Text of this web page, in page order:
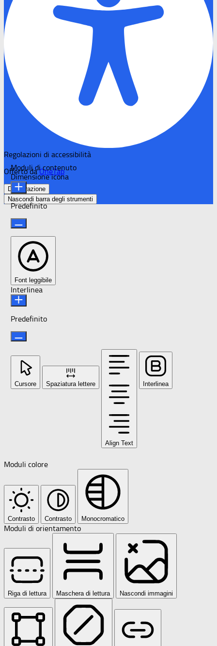
Regolazioni di accessibilità
Offerto daOneTap
Dichiarazione
Nascondi barra degli strumenti
Moduli di contenuto
Dimensione icona
Predefinito
Font leggibile
Interlinea
Predefinito
Cursore Spaziatura lettere
Align Text
Interlinea
Moduli colore
Contrasto Contrasto Monocromatico
Moduli di orientamento
Riga di lettura Maschera di lettura Nascondi immagini